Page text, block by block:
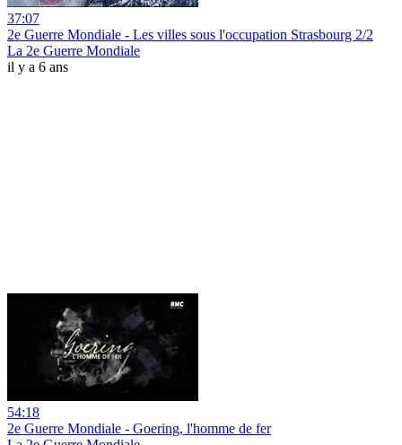
37:07
2e Guerre Mondiale - Les villes sous l'occupation Strasbourg 2/2
La 2e Guerre Mondiale
il y a 6 ans
54:18
2e Guerre Mondiale - Goering, l'homme de fer